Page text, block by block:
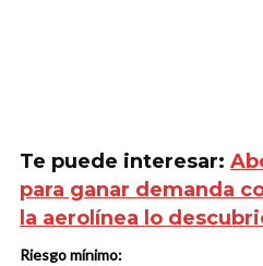
Te puede interesar:
para ganar demanda
la aerolínea lo
Riesgo mínimo: